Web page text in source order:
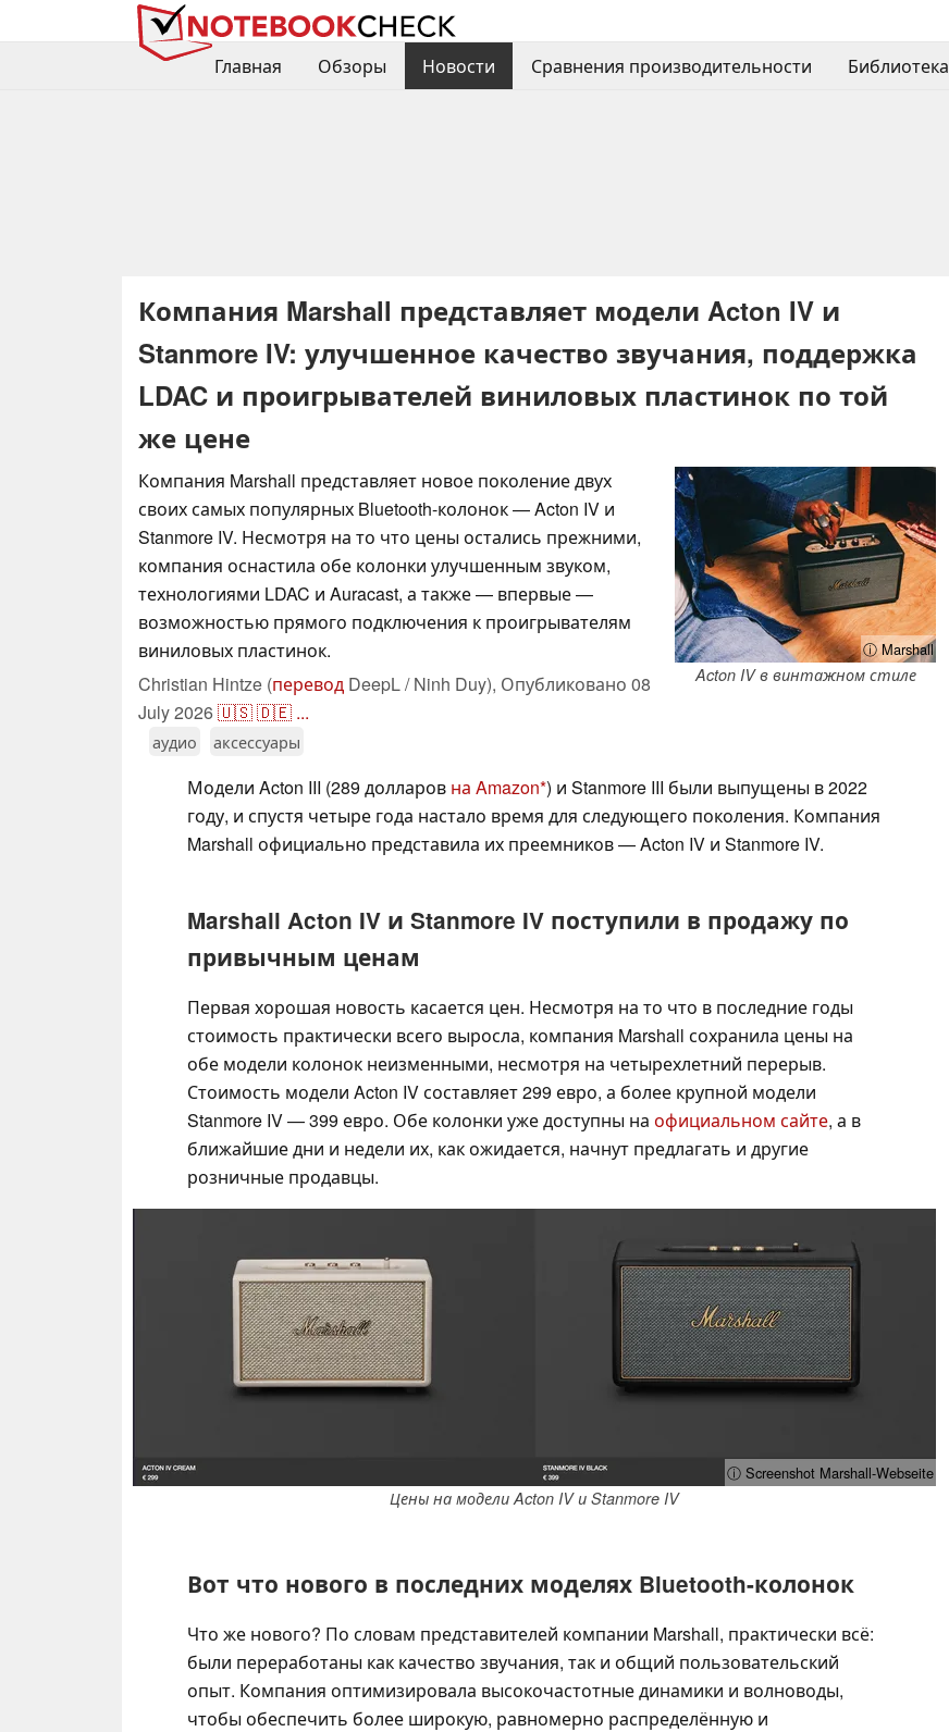
Главная
Обзоры Новости Сравнения производительности Библиотека
Компания Marshall представляет модели Acton IV и
Stanmore IV: улучшенное качество звучания, поддержка
LDAC и проигрывателей виниловых пластинок по той
же цене
ⓘ Marshall
Acton IV в винтажном стиле
Компания Marshall представляет новое поколение двух
своих самых популярных Bluetooth-колонок — Acton IV и
Stanmore IV. Несмотря на то что цены остались прежними,
компания оснастила обе колонки улучшенным звуком,
технологиями LDAC и Auracast, а также — впервые —
возможностью прямого подключения к проигрывателям
виниловых пластинок.
Christian Hintze (перевод DeepL / Ninh Duy), Опубликовано 08
July 2026🇺🇸🇩🇪 ...
аудио аксессуары
Модели Acton III (289 долларов на Amazon ) и Stanmore III были выпущены в 2022
году, и спустя четыре года настало время для следующего поколения. Компания
Marshall официально представила их преемников — Acton IV и Stanmore IV.
Marshall Acton IV и Stanmore IV поступили в продажу по
привычным ценам
Первая хорошая новость касается цен. Несмотря на то что в последние годы
стоимость практически всего выросла, компания Marshall сохранила цены на
обе модели колонок неизменными, несмотря на четырехлетний перерыв.
Стоимость модели Acton IV составляет 299 евро, а более крупной модели
Stanmore IV — 399 евро. Обе колонки уже доступны на официальном сайте, а в
ближайшие дни и недели их, как ожидается, начнут предлагать и другие
розничные продавцы.
ⓘ Screenshot Marshall-Webseite
Цены на модели Acton IV и Stanmore IV
Вот что нового в последних моделях Bluetooth-колонок
Что же нового? По словам представителей компании Marshall, практически всё:
были переработаны как качество звучания, так и общий пользовательский
опыт. Компания оптимизировала высокочастотные динамики и волноводы,
чтобы обеспечить более широкую, равномерно распределённую и